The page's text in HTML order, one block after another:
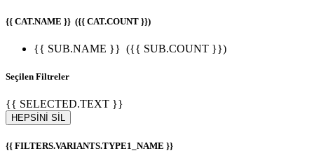
{{ CAT.NAME }} ({{ CAT.COUNT }})
{{ SUB.NAME }} ({{ SUB.COUNT }})
Seçilen Filtreler
{{ SELECTED.TEXT }}
HEPSİNİ SİL
{{ FILTERS.VARIANTS.TYPE1_NAME }}